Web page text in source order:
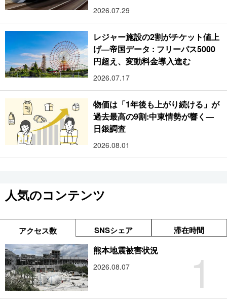
2026.07.29
レジャー施設の2割がチケット値上
げ―帝国データ : フリーパス5000
円超え、変動料金導入進む
2026.07.17
物価は「1年後も上がり続ける」が
過去最高の9割:中東情勢が響く―
日銀調査
2026.08.01
人気のコンテンツ
アクセス数 SNSシェア 滞在時間
1
熊本地震被害状況
2026.08.07